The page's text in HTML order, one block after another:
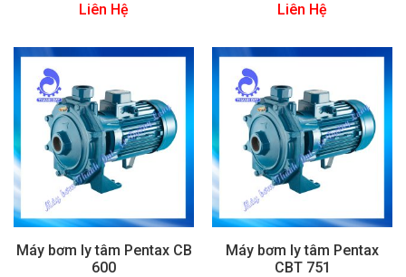
Liên Hệ
Liên Hệ
Máy bơm ly tâm Pentax CB
600
Máy bơm ly tâm Pentax
CBT 751